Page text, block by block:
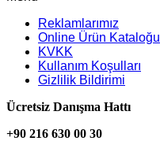
Reklamlarımız
Online Ürün Kataloğu
KVKK
Kullanım Koşulları
Gizlilik Bildirimi
Ücretsiz Danışma Hattı
+90 216 630 00 30